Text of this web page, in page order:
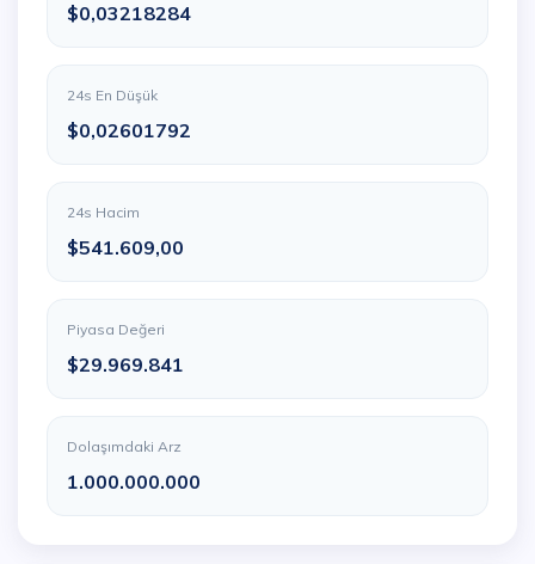
$0,03218284
24s En Düşük
$0,02601792
24s Hacim
$541.609,00
Piyasa Değeri
$29.969.841
Dolaşımdaki Arz
1.000.000.000